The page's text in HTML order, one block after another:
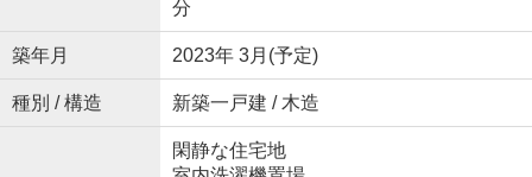
分
築年月 2023年 3月(予定)
種別 / 構造 新築一戸建 / 木造
閑静な住宅地